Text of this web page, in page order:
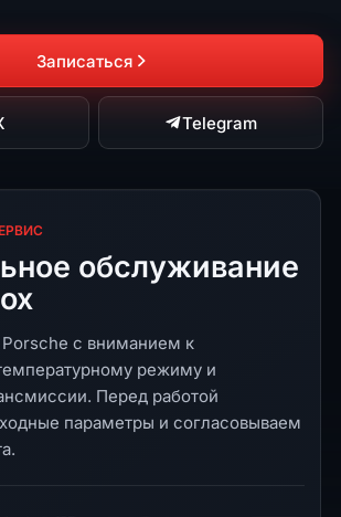
Записаться
Telegram
обслуживание
с вниманием к
режиму и
Перед работой
параметры и согласовываем